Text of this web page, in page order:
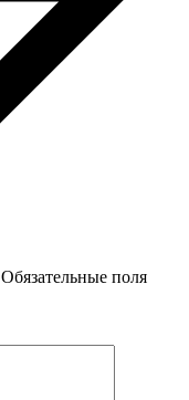
Обязательные поля